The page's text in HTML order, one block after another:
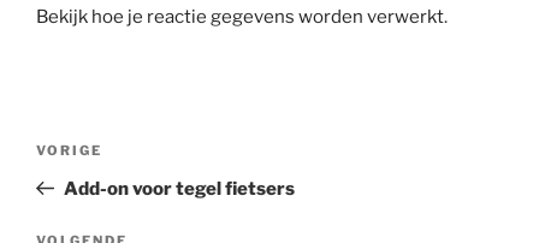
Bekijk hoe je reactie gegevens worden verwerkt.
Vorig
bericht
VORIGE
Add-on voor tegel fietsers